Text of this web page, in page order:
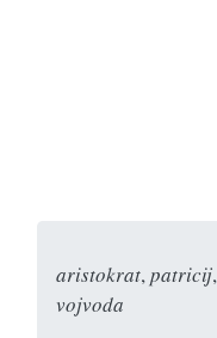
aristokrat, patricij,
vojvoda